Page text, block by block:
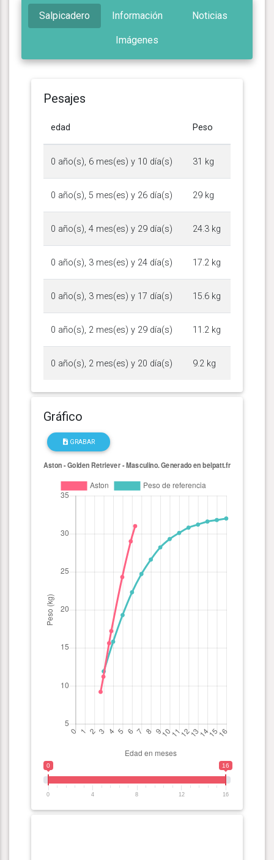
Salpicadero Información Noticias
Imágenes
Pesajes
edad Peso
0 año(s), 6 mes(es) y 10 día(s) 31 kg
0 año(s), 5 mes(es) y 26 día(s) 29 kg
0 año(s), 4 mes(es) y 29 día(s) 24.3 kg
0 año(s), 3 mes(es) y 24 día(s) 17.2 kg
0 año(s), 3 mes(es) y 17 día(s) 15.6 kg
0 año(s), 2 mes(es) y 29 día(s) 11.2 kg
0 año(s), 2 mes(es) y 20 día(s) 9.2 kg
Gráfico
GRABAR
0 16
0 4 8 12 16